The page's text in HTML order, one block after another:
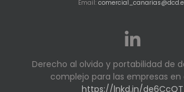
Email:
Derecho al olvido y portabilidad de
complejo para las empresas en
https://lnkd.in/de6CcQT